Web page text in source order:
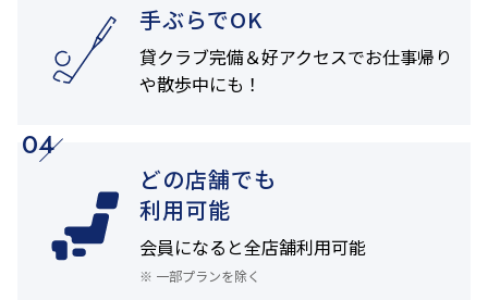
手ぶらでOK
貸クラブ完備＆好アクセスでお仕事帰り
や散歩中にも！
04
どの店舗でも
利用可能
会員になると全店舗利用可能
※ 一部プランを除く